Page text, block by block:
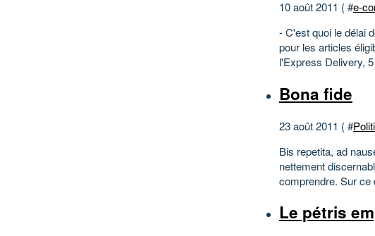
10 août 2011 ( #e-
- C'est quoi le délai
pour les articles
l'Express Delivery,
Bona fide
23 août 2011 ( #
Bis repetita, ad
nettement
comprendre. Sur ce
Le pétris